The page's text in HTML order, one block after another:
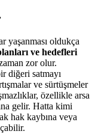
yaşanması oldukça
ve hedefleri
zor olur.
diğeri satmayı
ve sürtüşmeler
özellikle arsa
gelir. Hatta kimi
hak kaybına veya